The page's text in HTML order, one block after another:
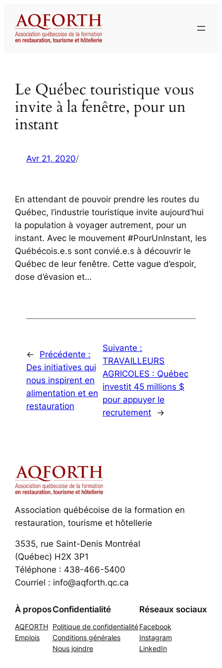
contenu
Le Québec touristique vous
invite à la fenêtre, pour un
instant
Avr 21, 2020/
En attendant de pouvoir prendre les routes du
Québec, l’industrie touristique invite aujourd’hui
la population à voyager autrement, pour un
instant. Avec le mouvement #PourUnInstant, les
Québécois.e.s sont convié.e.s à découvrir le
Québec de leur fenêtre. Cette vague d’espoir,
dose d’évasion et…
←
Précédente :
Des initiatives qui
nous inspirent en
alimentation et en
restauration
Suivante :
TRAVAILLEURS
AGRICOLES : Québec
investit 45 millions $
pour appuyer le
recrutement
→
Association québécoise de la formation en
restauration, tourisme et hôtellerie
3535, rue Saint-Denis Montréal
(Québec) H2X 3P1
Téléphone : 438-466-5400
Courriel : info@aqforth.qc.ca
À propos
AQFORTH
Emplois
Confidentialité
Politique de confidentialité
Conditions générales
Nous joindre
Réseaux sociaux
Facebook
Instagram
LinkedIn